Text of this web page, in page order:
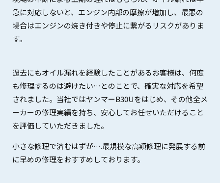
急に対応しないと、エンジン内部の摩擦が増加し、最悪の
場合はエンジンの焼き付きや停止に繋がるリスクがありま
す。
過去にもオイル漏れを経験したことがあるお客様は、何度
も修理するのは避けたい…とのことで、確実な対応を希望
されました。当社ではヤンマーB30Uをはじめ、その他全メ
ーカーの修理実績を持ち、安心してお任せいただけること
を評価していただきました。
小さな修理で済むはずが….最規模な高額修理に発展する前
に早めの修理をおすすめしております。